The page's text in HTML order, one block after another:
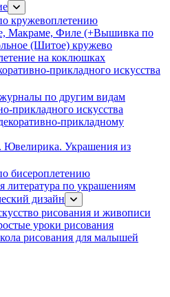
кружевоплетению
Макраме, Филе (+Вышивка по
(Шитое) кружево
на коклюшках
прикладного искусства
по другим видам
прикладного искусства
прикладному
Ювелирика. Украшения из
бисероплетению
литература по украшениям
дизайн
рисования и живописи
уроки рисования
рисования для малышей